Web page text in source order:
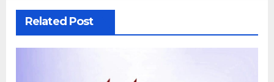
Related Post